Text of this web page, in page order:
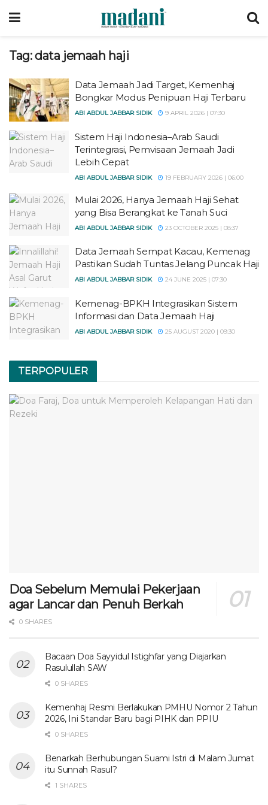
Tag:data jemaah haji
Data Jemaah Jadi Target, Kemenhaj
Bongkar Modus Penipuan Haji Terbaru
ABI ABDUL JABBAR SIDIK 9 APRIL 2026 | 07:30
Sistem Haji Indonesia–Arab Saudi
Terintegrasi, Pemvisaan Jemaah Jadi
Lebih Cepat
ABI ABDUL JABBAR SIDIK 19 FEBRUARY 2026 | 06:00
Mulai 2026, Hanya Jemaah Haji Sehat
yang Bisa Berangkat ke Tanah Suci
ABI ABDUL JABBAR SIDIK 23 OCTOBER 2025 | 08:37
Data Jemaah Sempat Kacau, Kemenag
Pastikan Sudah Tuntas Jelang Puncak Haji
ABI ABDUL JABBAR SIDIK 24 JUNE 2025 | 07:30
Kemenag-BPKH Integrasikan Sistem
Informasi dan Data Jemaah Haji
ABI ABDUL JABBAR SIDIK 25 AUGUST 2020 | 09:30
TERPOPULER
Doa Sebelum Memulai Pekerjaan
agar Lancar dan Penuh Berkah
0 SHARES
Bacaan Doa Sayyidul Istighfar yang Diajarkan
Rasulullah SAW
0 SHARES
Kemenhaj Resmi Berlakukan PMHU Nomor 2 Tahun
2026, Ini Standar Baru bagi PIHK dan PPIU
0 SHARES
Benarkah Berhubungan Suami Istri di Malam Jumat
itu Sunnah Rasul?
1 SHARES